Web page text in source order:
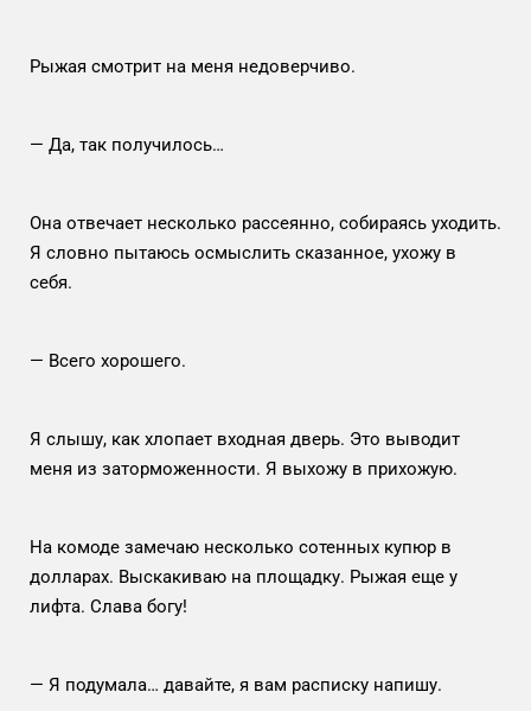
Рыжая смотрит на меня недоверчиво.
— Да, так получилось…
Она отвечает несколько рассеянно, собираясь уходить.
Я словно пытаюсь осмыслить сказанное, ухожу в
себя.
— Всего хорошего.
Я слышу, как хлопает входная дверь. Это выводит
меня из заторможенности. Я выхожу в прихожую.
На комоде замечаю несколько сотенных купюр в
долларах. Выскакиваю на площадку. Рыжая еще у
лифта. Слава богу!
— Я подумала… давайте, я вам расписку напишу.